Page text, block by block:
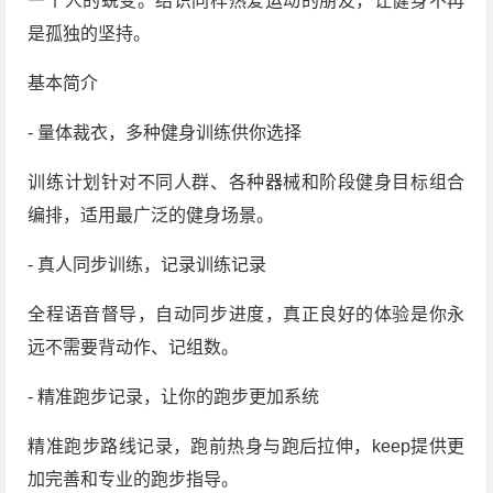
是孤独的坚持。
基本简介
- 量体裁衣，多种健身训练供你选择
训练计划针对不同人群、各种器械和阶段健身目标组合
编排，适用最广泛的健身场景。
- 真人同步训练，记录训练记录
全程语音督导，自动同步进度，真正良好的体验是你永
远不需要背动作、记组数。
- 精准跑步记录，让你的跑步更加系统
精准跑步路线记录，跑前热身与跑后拉伸，keep提供更
加完善和专业的跑步指导。